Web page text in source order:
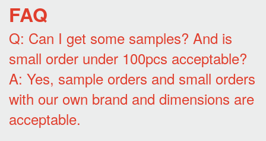
FAQ
Q: Can I get some samples? And is
small order under 100pcs acceptable?
A: Yes, sample orders and small orders
with our own brand and dimensions are
acceptable.